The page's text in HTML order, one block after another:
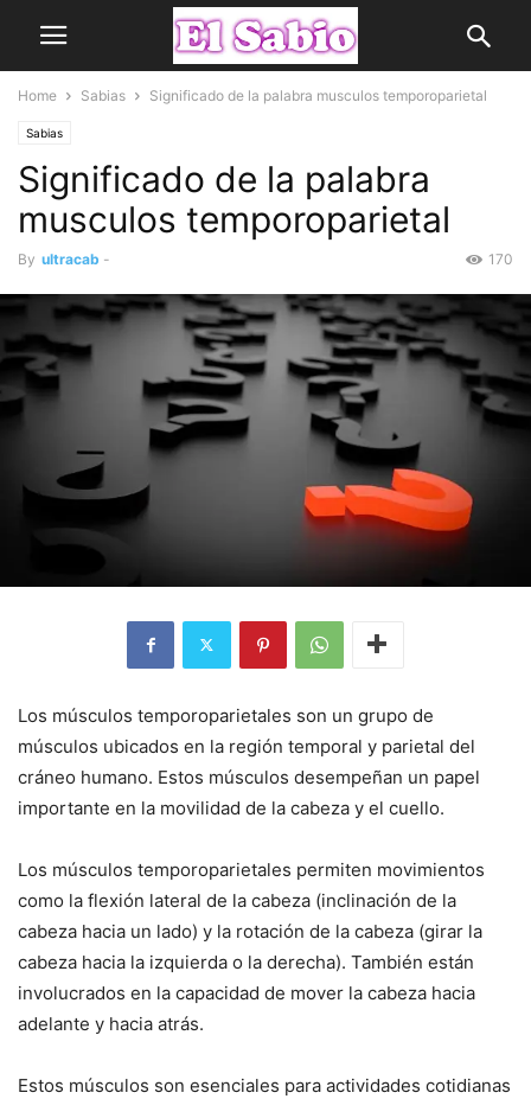
Home Sabias Significado de la palabra musculos temporoparietal
Sabias
Significado de la palabra
musculos temporoparietal
By ultracab - 170
Los músculos temporoparietales son un grupo de
músculos ubicados en la región temporal y parietal del
cráneo humano. Estos músculos desempeñan un papel
importante en la movilidad de la cabeza y el cuello.
Los músculos temporoparietales permiten movimientos
como la flexión lateral de la cabeza (inclinación de la
cabeza hacia un lado) y la rotación de la cabeza (girar la
cabeza hacia la izquierda o la derecha). También están
involucrados en la capacidad de mover la cabeza hacia
adelante y hacia atrás.
Estos músculos son esenciales para actividades cotidianas